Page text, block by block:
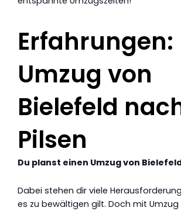
Erfahrungen:
Umzug von
Bielefeld
Pilsen
Du planst einen Umzug von
Dabei stehen dir viele
es zu bewältigen gilt. Doch mit